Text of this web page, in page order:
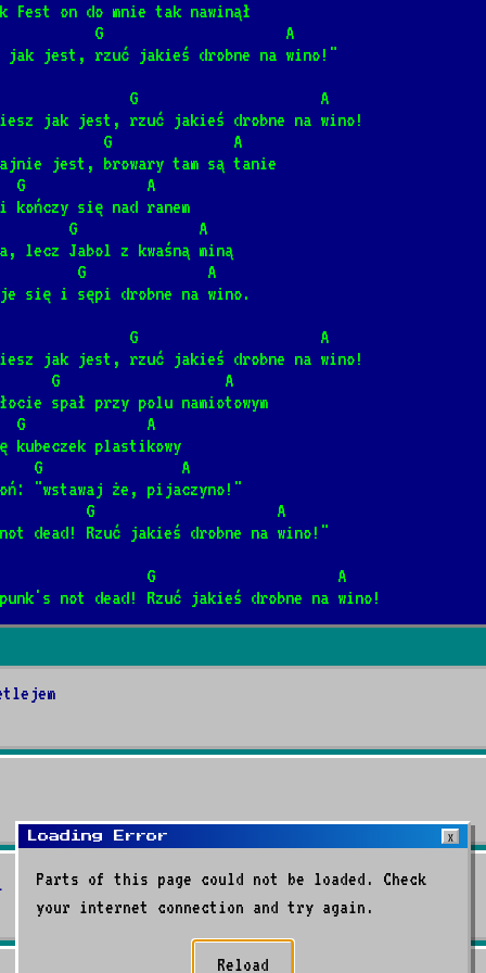
rainbow
dom
📺
Fest on do mnie tak nawinął
G                     A
jak jest, rzuć jakieś drobne na wino!"
G                     A
jak jest, rzuć jakieś drobne na wino!
G              A
jest, browary tam są tanie
G              A
kończy się nad ranem
G              A
lecz Jabol z kwaśną miną
G              A
się i sępi drobne na wino.
G                     A
jak jest, rzuć jakieś drobne na wino!
G                   A
spał przy polu namiotowym
G              A
kubeczek plastikowy
G                A
"wstawaj że, pijaczyno!"
G                     A
dead! Rzuć jakieś drobne na wino!"
G                     A
not dead! Rzuć jakieś drobne na wino!
Loading Error X
Parts of this page could not be loaded. Check
your internet connection and try again.
Reload